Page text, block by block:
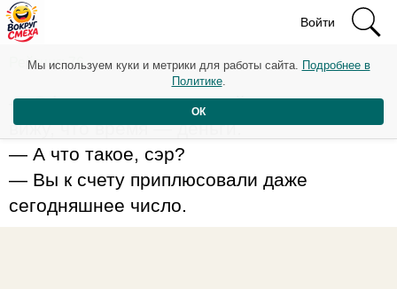
Войти
Рейтинг: 76
— Официант, я теперь действительно
вижу, что время — деньги.
— А что такое, сэр?
— Вы к счету приплюсовали даже
сегодняшнее число.
Мы используем куки и метрики для работы сайта. Подробнее в
Политике.
ОК